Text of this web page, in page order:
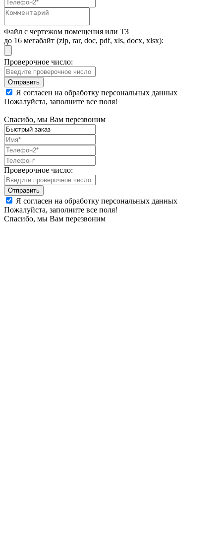
Файл с чертежом помещения или ТЗ
до 16 мегабайт (zip, rar, doc, pdf, xls, docx, xlsx):
Проверочное число:
Я согласен на обработку персональных данных
Пожалуйста, заполните все поля!
Спасибо, мы Вам перезвоним
Проверочное число:
Я согласен на обработку персональных данных
Пожалуйста, заполните все поля!
Спасибо, мы Вам перезвоним